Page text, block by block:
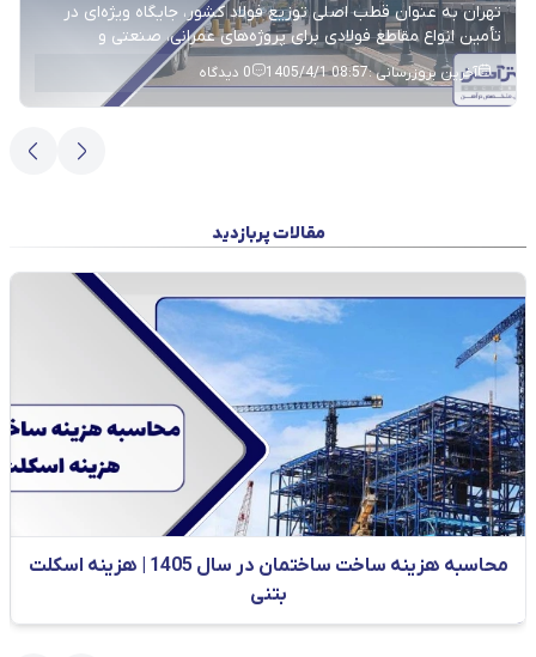
تهران به عنوان قطب اصلی توزیع فولاد کشور، جایگاه ویژه‌ای در
تأمین انواع مقاطع فولادی برای پروژه‌های عمرانی، صنعتی و
ساختمانی دارد. به همین دلیل، پیدا کردن یک آهن فروشی در تهران
که هم معتبر باشد و هم دسترسی مستقیم به منابع تولیدی داشته
باشد، برای بسیاری از سازندگان و فعالان بازار آهن اهمیت زیادی […]
آخرین بروزرسانی :1405/4/1 08:57
0 دیدگاه
مقالات پربازدید
محاسبه هزینه ساخت ساختمان در سال 1405 | هزینه اسکلت
بتنی